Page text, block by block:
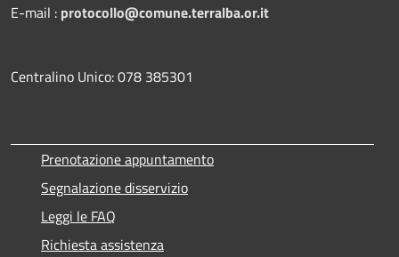
E-mail : protocollo@comune.terralba.or.it
Centralino Unico: 078 385301
Prenotazione appuntamento
Segnalazione disservizio
Leggi le FAQ
Richiesta assistenza